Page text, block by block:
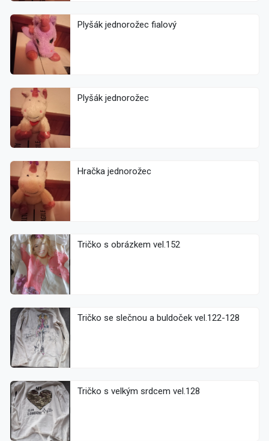
Plyšák jednorožec fialový
Plyšák jednorožec
Hračka jednorožec
Tričko s obrázkem vel.152
Tričko se slečnou a buldoček vel.122-128
Tričko s velkým srdcem vel.128